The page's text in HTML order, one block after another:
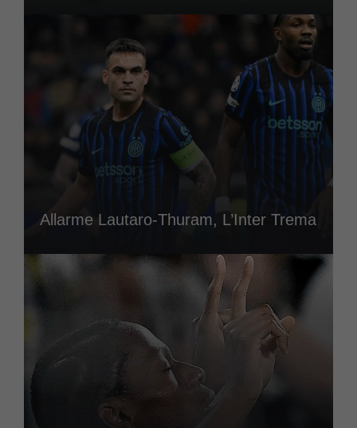
Allarme Lautaro-Thuram, L’Inter Trema